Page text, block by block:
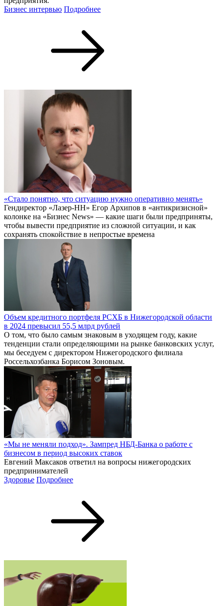
Бизнес интервью Подробнее
«Стало понятно, что ситуацию нужно оперативно менять»
Гендиректор «Лазер-НН» Егор Архипов в «антикризисной»
колонке на «Бизнес News» — какие шаги были предприняты,
чтобы вывести предприятие из сложной ситуации, и как
сохранять спокойствие в непростые времена
Объем кредитного портфеля РСХБ в Нижегородской области
в 2024 превысил 55,5 млрд рублей
О том, что было самым знаковым в уходящем году, какие
тенденции стали определяющими на рынке банковских услуг,
мы беседуем с директором Нижегородского филиала
Россельхозбанка Борисом Зоновым.
«Мы не меняли подход». Зампред НБД-Банка о работе с
бизнесом в период высоких ставок
Евгений Максаков ответил на вопросы нижегородских
предпринимателей
Здоровье Подробнее